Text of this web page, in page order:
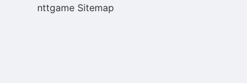
nttgame Sitemap